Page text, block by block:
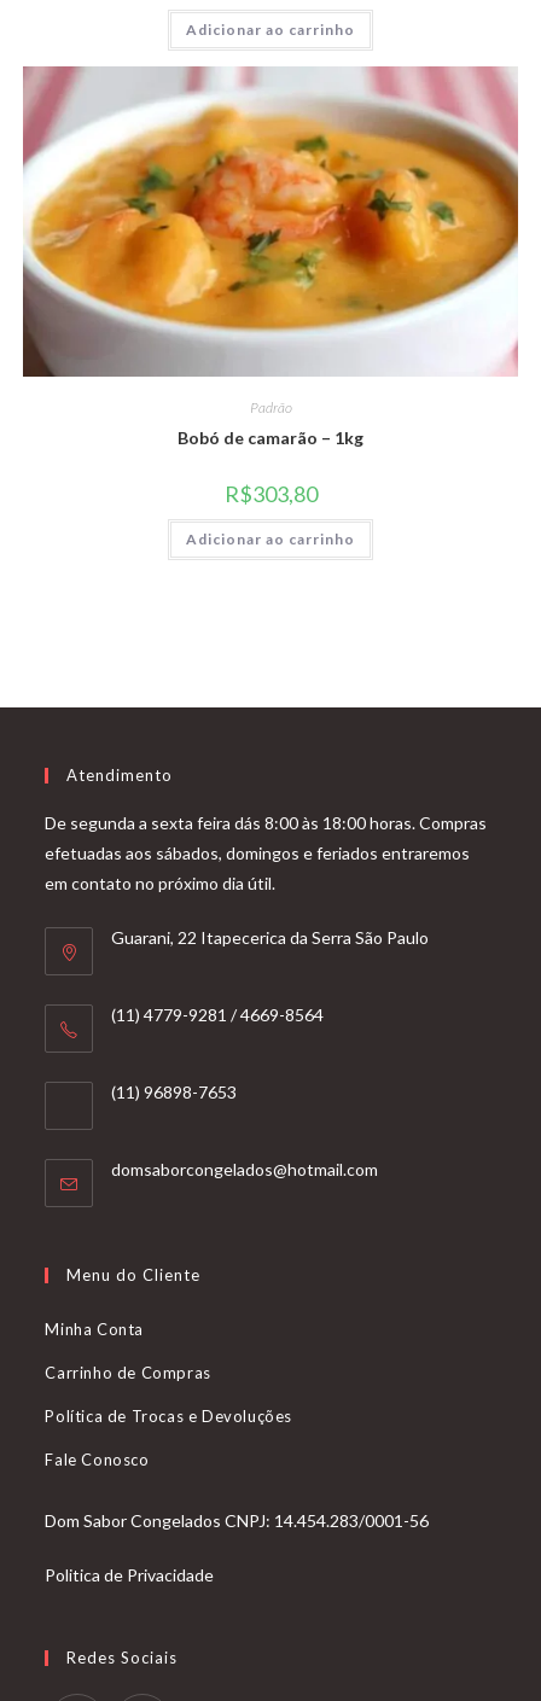
Adicionar ao carrinho
Padrão
Bobó de camarão – 1kg
R$303,80
Adicionar ao carrinho
Atendimento
De segunda a sexta feira dás 8:00 às 18:00 horas. Compras
efetuadas aos sábados, domingos e feriados entraremos
em contato no próximo dia útil.
Guarani, 22 Itapecerica da Serra São Paulo
(11) 4779-9281 / 4669-8564
(11) 96898-7653
domsaborcongelados@hotmail.com
Menu do Cliente
Minha Conta
Carrinho de Compras
Política de Trocas e Devoluções
Fale Conosco
Dom Sabor Congelados CNPJ: 14.454.283/0001-56
Politica de Privacidade
Redes Sociais